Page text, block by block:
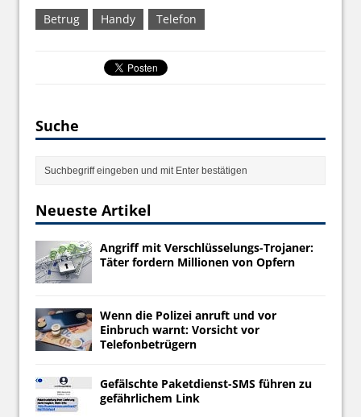
Betrug Handy Telefon
Suche
Neueste Artikel
Angriff mit Verschlüsselungs-Trojaner:
Täter fordern Millionen von Opfern
Wenn die Polizei anruft und vor
Einbruch warnt: Vorsicht vor
Telefonbetrügern
Gefälschte Paketdienst-SMS führen zu
gefährlichem Link